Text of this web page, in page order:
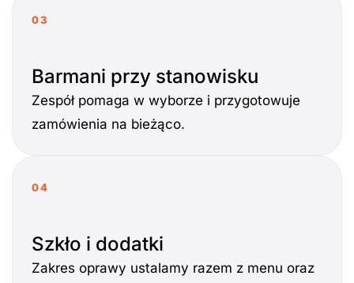
03
Barmani przy stanowisku
Zespół pomaga w wyborze i przygotowuje
zamówienia na bieżąco.
04
Szkło i dodatki
Zakres oprawy ustalamy razem z menu oraz